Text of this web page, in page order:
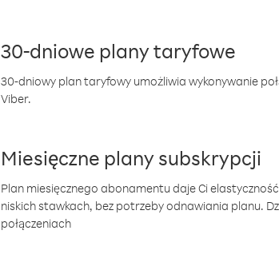
30-dniowe plany taryfowe
30-dniowy plan taryfowy umożliwia wykonywanie
Viber.
Miesięczne plany subskrypcji
Plan miesięcznego abonamentu daje Ci
niskich stawkach, bez potrzeby odnawiania planu.
połączeniach